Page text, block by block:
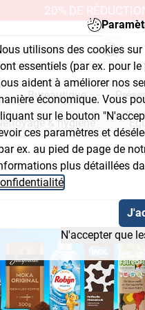
utilisons des cookies
essentiels (par ex. pour
aident à améliorer nos
économique. Vous
sur le bouton
ces paramètres et
ex. au pied de page de
plus détaillées
N'accepter que
20% DE
Bureautique
& hygiène
2